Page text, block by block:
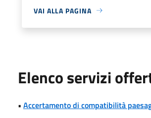
VAI ALLA PAGINA
Elenco servizi
• Accertamento di compatibilità